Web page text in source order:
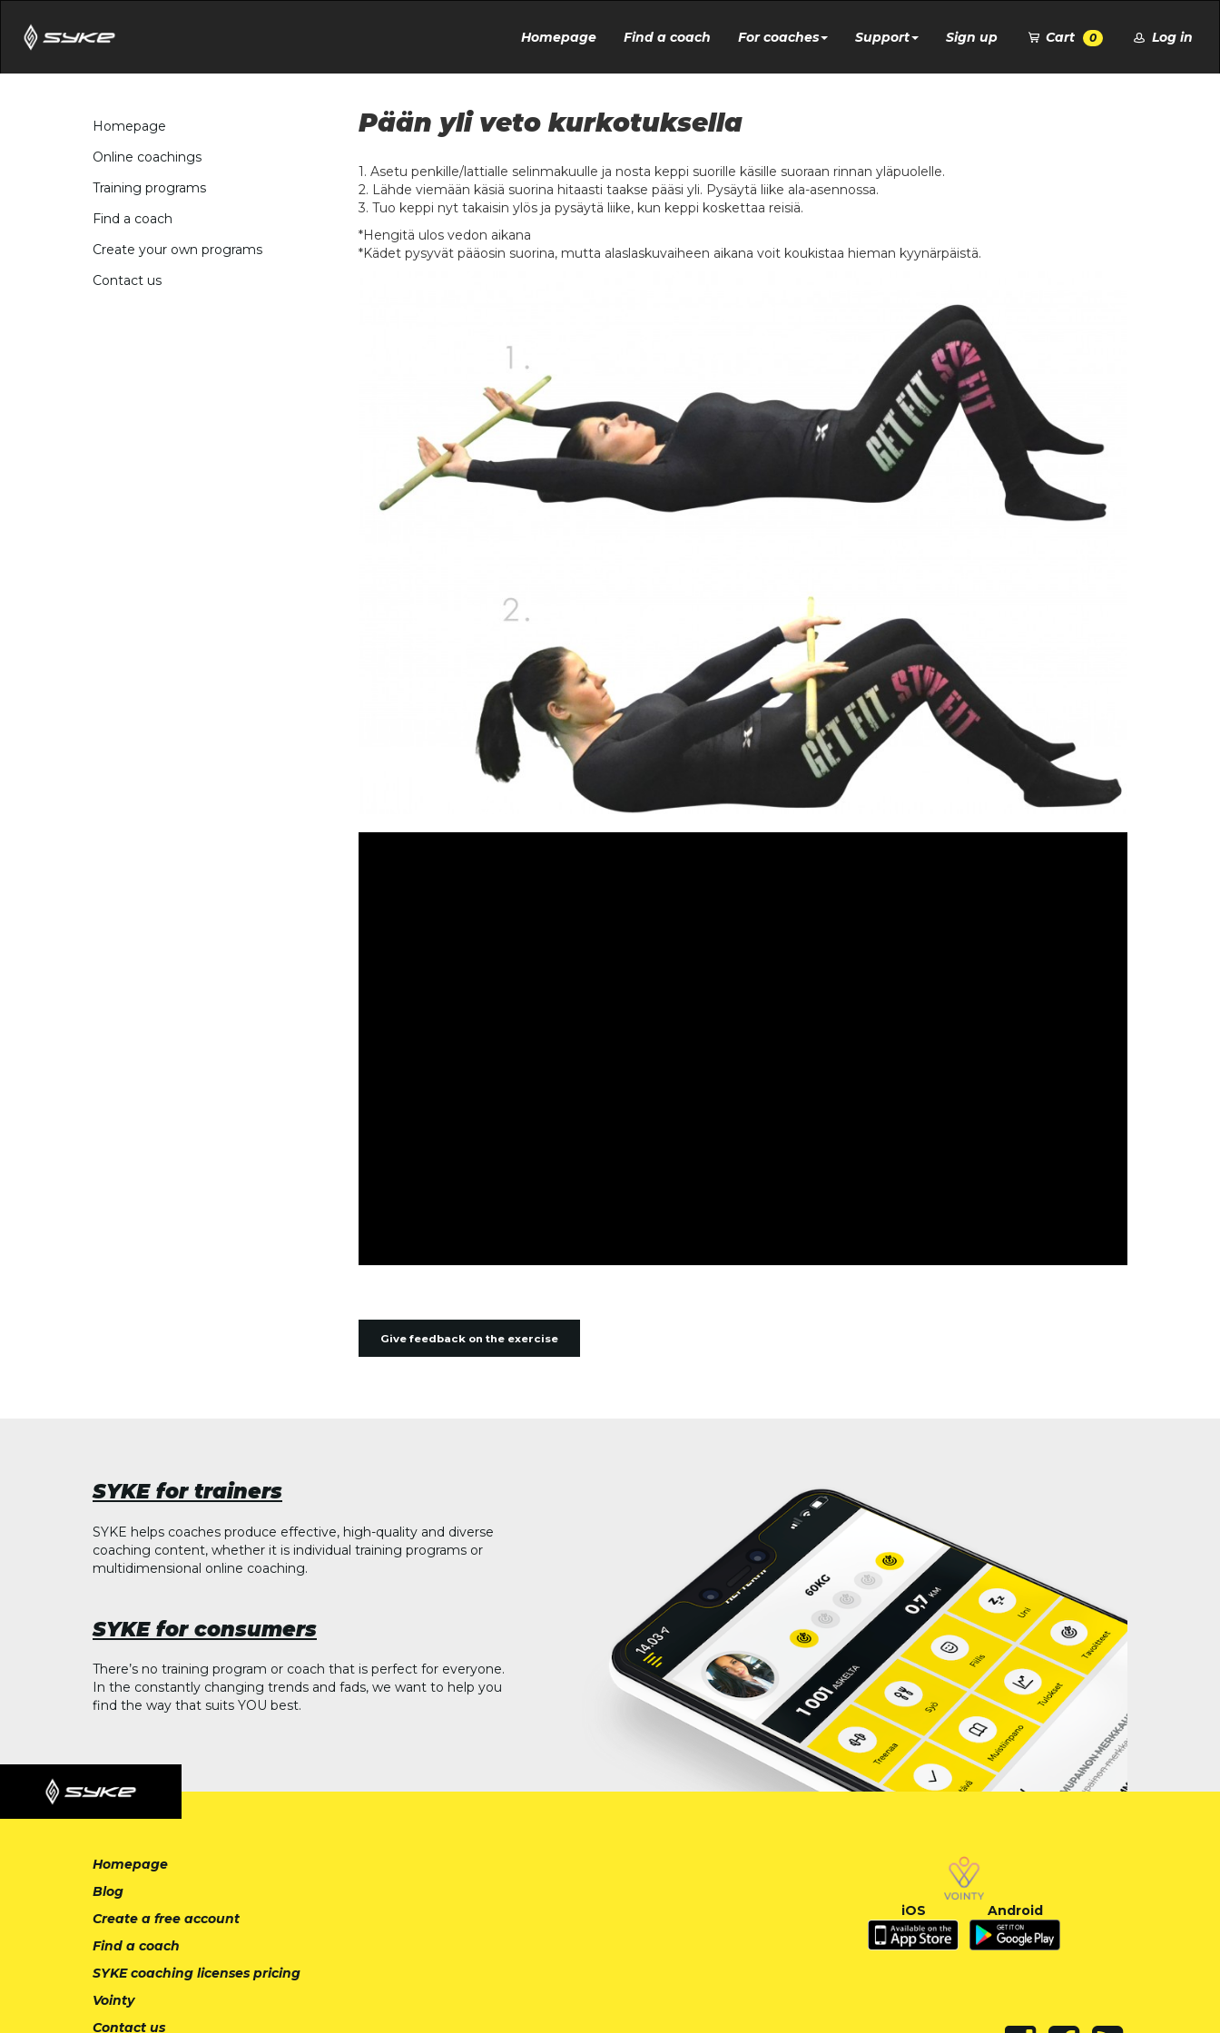
Homepage Find a coach For coaches Support Sign up Cart 0 Log in
Homepage
Online coachings
Training programs
Find a coach
Create your own programs
Contact us
Pään yli veto kurkotuksella
1. Asetu penkille/lattialle selinmakuulle ja nosta keppi suorille käsille suoraan rinnan yläpuolelle.
2. Lähde viemään käsiä suorina hitaasti taakse pääsi yli. Pysäytä liike ala-asennossa.
3. Tuo keppi nyt takaisin ylös ja pysäytä liike, kun keppi koskettaa reisiä.
*Hengitä ulos vedon aikana
*Kädet pysyvät pääosin suorina, mutta alaslaskuvaiheen aikana voit koukistaa hieman kyynärpäistä.
Give feedback on the exercise
SYKE for trainers
SYKE helps coaches produce effective, high-quality and diverse
coaching content, whether it is individual training programs or
multidimensional online coaching.
SYKE for consumers
There’s no training program or coach that is perfect for everyone.
In the constantly changing trends and fads, we want to help you
find the way that suits YOU best.
Homepage
Blog
Create a free account
Find a coach
SYKE coaching licenses pricing
Vointy
Contact us
iOS Android